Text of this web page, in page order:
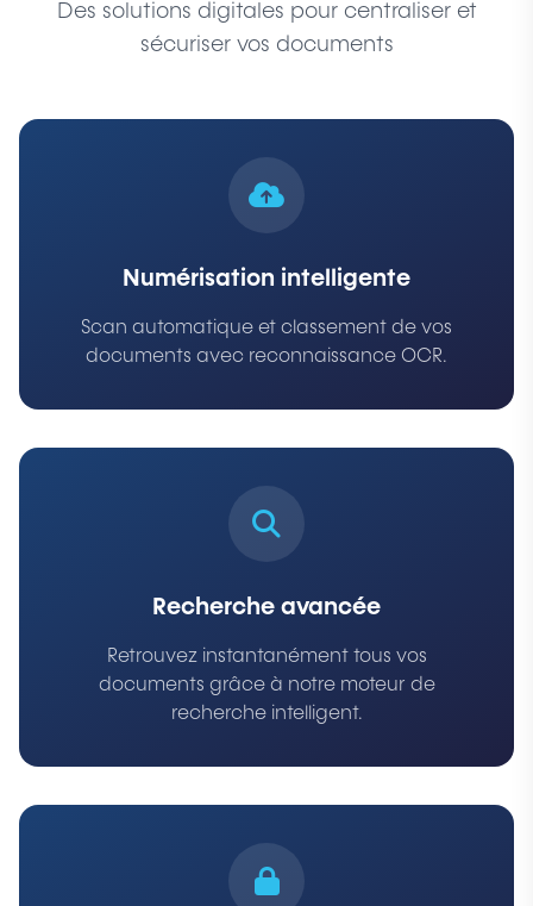
Des solutions digitales pour centraliser et
sécuriser vos documents
Numérisation intelligente
Scan automatique et classement de vos
documents avec reconnaissance OCR.
Recherche avancée
Retrouvez instantanément tous vos
documents grâce à notre moteur de
recherche intelligent.